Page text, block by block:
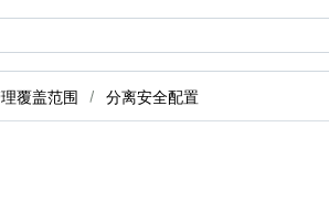
覆盖范围 分离安全配置